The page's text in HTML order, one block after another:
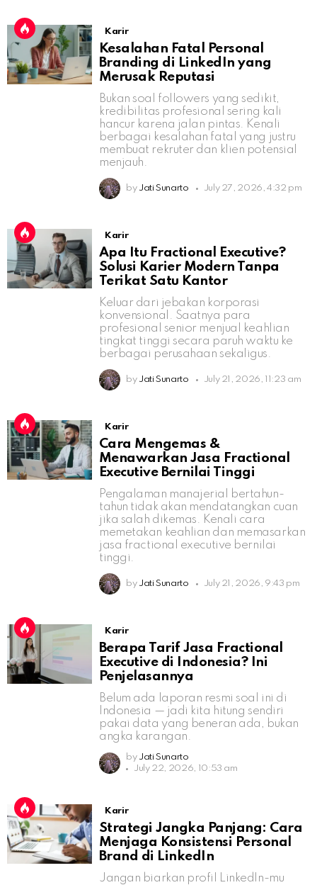
Karir
Kesalahan Fatal Personal
Branding di LinkedIn yang
Merusak Reputasi
Bukan soal followers yang sedikit,
kredibilitas profesional sering kali
hancur karena jalan pintas. Kenali
berbagai kesalahan fatal yang justru
membuat rekruter dan klien potensial
menjauh.
by Jati Sunarto July 27, 2026, 4:32 pm
Karir
Apa Itu Fractional Executive?
Solusi Karier Modern Tanpa
Terikat Satu Kantor
Keluar dari jebakan korporasi
konvensional. Saatnya para
profesional senior menjual keahlian
tingkat tinggi secara paruh waktu ke
berbagai perusahaan sekaligus.
by Jati Sunarto July 21, 2026, 11:23 am
Karir
Cara Mengemas &
Menawarkan Jasa Fractional
Executive Bernilai Tinggi
Pengalaman manajerial bertahun-
tahun tidak akan mendatangkan cuan
jika salah dikemas. Kenali cara
memetakan keahlian dan memasarkan
jasa fractional executive bernilai
tinggi.
by Jati Sunarto July 21, 2026, 9:43 pm
Karir
Berapa Tarif Jasa Fractional
Executive di Indonesia? Ini
Penjelasannya
Belum ada laporan resmi soal ini di
Indonesia — jadi kita hitung sendiri
pakai data yang beneran ada, bukan
angka karangan.
by Jati Sunarto
July 22, 2026, 10:53 am
Karir
Strategi Jangka Panjang: Cara
Menjaga Konsistensi Personal
Brand di LinkedIn
Jangan biarkan profil LinkedIn-mu